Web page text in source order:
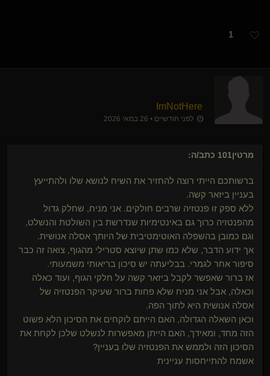
1
ImNotHere
לפני חודשיים • 26 במאי 2026
מרטין101 כתב/ה:
ברשותכם הייתי רוצה להחזיר את השיח לנושא שלו ולהתייעץ
בעניין ביזאר קשה.
ללא ספק זו פנטזיה שרבים חולקים. אני מניח, שחלק גדול
מהפנטזיה כרוך גם באינטימיות שנדרשת בין השולטת והנשלט,
וגם כמובן בהשפלה האוטימטיבית של היותך אסלה אנושית.
אך ידוע הדבר, שלא כמו שתן שיוצא סטרילי מהגוף, צואה זה כבר
סיפור אחר לגמרי. בבליעתה יש סיכון בריאותי משמעותי.
אז ברור שאפשר לקבל ביזאר קשה על חלקי הגוף, ועוד כאלה
וכאלה, אבל אני מניח שלא פחות ברור שעיקר הפנטזיה של
אסלה אנושית היא לתוך הפה.
וכאן השאלה הגדולה, האם הייתם לוקחים את הסיכון הלא פשוט
הזה מחד, ומאידך, האם הייתן מאפשרות לנשלט שלכן לקחת את
הסיכון הזה ולממש את הפנטזיה שלו בעניין?
אשמח להתייחסות עניינית